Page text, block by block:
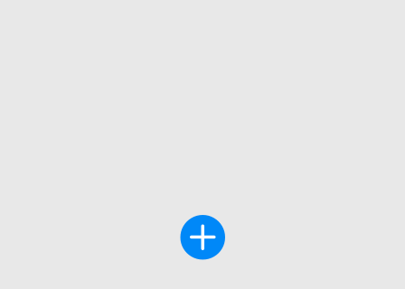
Max 的新默认模型，并成为